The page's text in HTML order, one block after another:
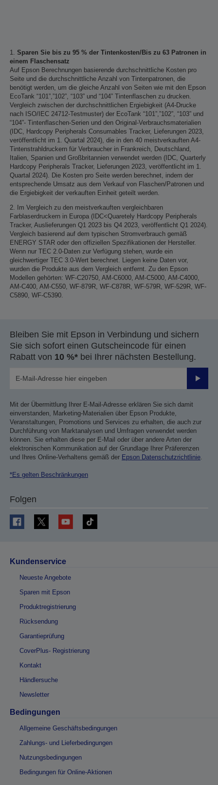
1. Sparen Sie bis zu 95 % der Tintenkosten/Bis zu 63 Patronen in
einem Flaschensatz
Auf Epson Berechnungen basierende durchschnittliche Kosten pro
Seite und die durchschnittliche Anzahl von Tintenpatronen, die
benötigt werden, um die gleiche Anzahl von Seiten wie mit den Epson
EcoTank “101”,”102”, “103” und “104” Tintenflaschen zu drucken.
Vergleich zwischen der durchschnittlichen Ergiebigkeit (A4-Drucke
nach ISO/IEC 24712-Testmuster) der EcoTank “101”,”102”, “103” und
“104”- Tintenflaschen-Serien und den Original-Verbrauchsmaterialien
(IDC, Hardcopy Peripherals Consumables Tracker, Lieferungen 2023,
veröffentlicht im 1. Quartal 2024), die in den 40 meistverkauften A4-
Tintenstrahldruckern für Verbraucher in Frankreich, Deutschland,
Italien, Spanien und Großbritannien verwendet werden (IDC, Quarterly
Hardcopy Peripherals Tracker, Lieferungen 2023, veröffentlicht im 1.
Quartal 2024). Die Kosten pro Seite werden berechnet, indem der
entsprechende Umsatz aus dem Verkauf von Flaschen/Patronen und
die Ergiebigkeit der verkauften Einheit geteilt werden.
2. Im Vergleich zu den meistverkauften vergleichbaren
Farblaserdruckern in Europa (IDC<Quaretely Hardcopy Peripherals
Tracker, Auslieferungen Q1 2023 bis Q4 2023, veröffentlicht Q1 2024).
Vergleich basierend auf dem typischen Stromverbrauch gemäß
ENERGY STAR oder den offiziellen Spezifikationen der Hersteller.
Wenn nur TEC 2.0-Daten zur Verfügung stehen, wurde ein
gleichwertiger TEC 3.0-Wert berechnet. Liegen keine Daten vor,
wurden die Produkte aus dem Vergleich entfernt. Zu den Epson
Modellen gehörten: WF-C20750, AM-C6000, AM-C5000, AM-C4000,
AM-C400, AM-C550, WF-879R, WF-C878R, WF-579R, WF-529R, WF-
C5890, WF-C5390.
Bleiben Sie mit Epson in Verbindung und sichern
Sie sich sofort einen Gutscheincode für einen
Rabatt von 10 %* bei Ihrer nächsten Bestellung.
Mit der Übermittlung Ihrer E-Mail-Adresse erklären Sie sich damit
einverstanden, Marketing-Materialien über Epson Produkte,
Veranstaltungen, Promotions und Services zu erhalten, die auch zur
Durchführung von Marktanalysen und Umfragen verwendet werden
können. Sie erhalten diese per E-Mail oder über andere Arten der
elektronischen Kommunikation auf der Grundlage Ihrer Präferenzen
und Ihres Online-Verhaltens gemäß der Epson Datenschutzrichtlinie.
*Es gelten Beschränkungen
Folgen
Kundenservice
Neueste Angebote
Sparen mit Epson
Produktregistrierung
Rücksendung
Garantieprüfung
CoverPlus- Registrierung
Kontakt
Händlersuche
Newsletter
Bedingungen
Allgemeine Geschäftsbedingungen
Zahlungs- und Lieferbedingungen
Nutzungsbedingungen
Bedingungen für Online-Aktionen